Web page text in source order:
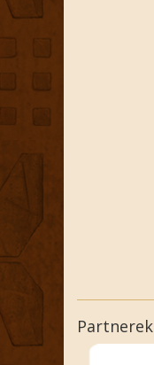
Partnerek